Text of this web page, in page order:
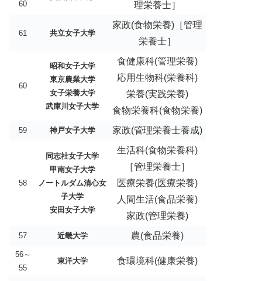
60
理栄養士］
61 共立女子大学
家政(食物栄養)［管理
栄養士］
60
昭和女子大学
東京農業大学
女子栄養大学
武庫川女子大学
食健康科(管理栄養)
応用生物科(栄養科)
栄養(実践栄養)
食物栄養科(食物栄養)
59 神戸女子大学 家政(管理栄養士養成)
58
同志社女子大学
甲南女子大学
ノートルダム清心女
子大学
安田女子大学
生活科(食物栄養科)
［管理栄養士］
医療栄養(医療栄養)
人間生活(食品栄養)
家政(管理栄養)
57 近畿大学 農(食品栄養)
56～
55
東洋大学 食環境科(健康栄養)